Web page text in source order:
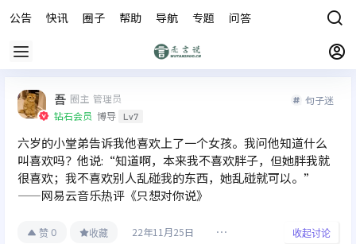
公告 快讯 圈子 帮助 导航 专题 问答
吾 圈主 管理员
钻石会员 博导 Lv7
句子迷
六岁的小堂弟告诉我他喜欢上了一个女孩。我问他知道什么
叫喜欢吗？他说:“知道啊，本来我不喜欢胖子，但她胖我就
很喜欢；我不喜欢别人乱碰我的东西，她乱碰就可以。”
——网易云音乐热评《只想对你说》
赞 0 收藏 22年11月25日 收起讨论